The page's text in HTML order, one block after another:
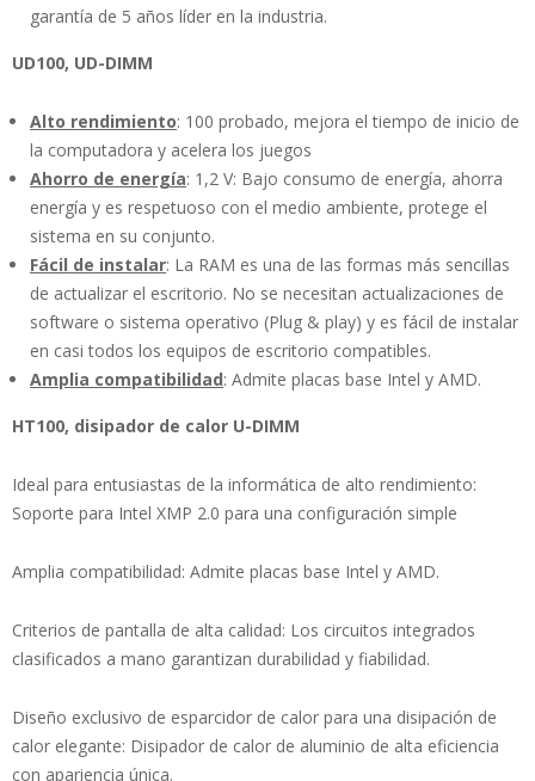
garantía de 5 años líder en la industria.
UD100, UD-DIMM
Alto rendimiento: 100 probado, mejora el tiempo de inicio de
la computadora y acelera los juegos
Ahorro de energía: 1,2 V: Bajo consumo de energía, ahorra
energía y es respetuoso con el medio ambiente, protege el
sistema en su conjunto.
Fácil de instalar: La RAM es una de las formas más sencillas
de actualizar el escritorio. No se necesitan actualizaciones de
software o sistema operativo (Plug & play) y es fácil de instalar
en casi todos los equipos de escritorio compatibles.
Amplia compatibilidad: Admite placas base Intel y AMD.
HT100, disipador de calor U-DIMM
Ideal para entusiastas de la informática de alto rendimiento:
Soporte para Intel XMP 2.0 para una configuración simple
Amplia compatibilidad: Admite placas base Intel y AMD.
Criterios de pantalla de alta calidad: Los circuitos integrados
clasificados a mano garantizan durabilidad y fiabilidad.
Diseño exclusivo de esparcidor de calor para una disipación de
calor elegante: Disipador de calor de aluminio de alta eficiencia
con apariencia única.